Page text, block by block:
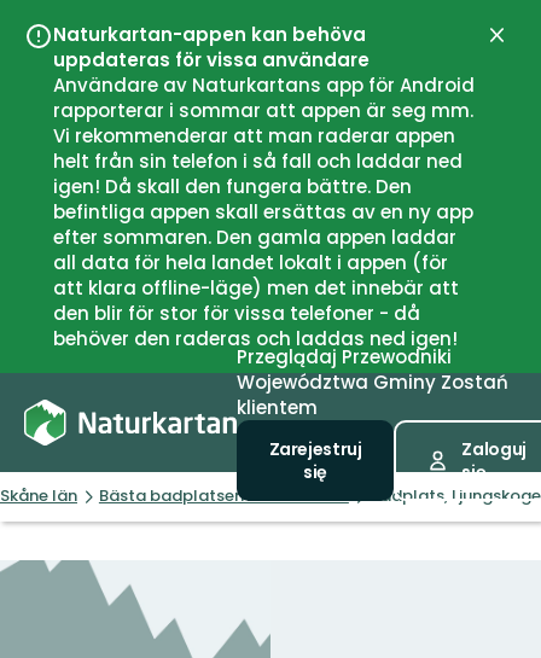
Naturkartan-appen kan behöva
uppdateras för vissa användare
Användare av Naturkartans app för Android
rapporterar i sommar att appen är seg mm.
Vi rekommenderar att man raderar appen
helt från sin telefon i så fall och laddar ned
igen! Då skall den fungera bättre. Den
befintliga appen skall ersättas av en ny app
efter sommaren. Den gamla appen laddar
all data för hela landet lokalt i appen (för
att klara offline-läge) men det innebär att
den blir för stor för vissa telefoner - då
behöver den raderas och laddas ned igen!
Przeglądaj Przewodniki
Województwa Gminy Zostań
klientem
Zarejestruj
się
Zaloguj
się
Skåne län Bästa badplatserna i Skåne län Badplats,